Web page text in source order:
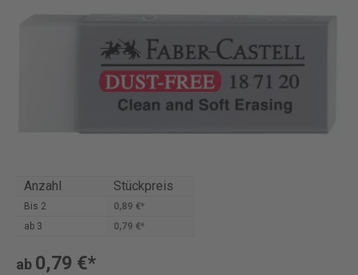
Anzahl Stückpreis
Bis 2
0,89 €*
ab 3 0,79 €*
ab 0,79 €*